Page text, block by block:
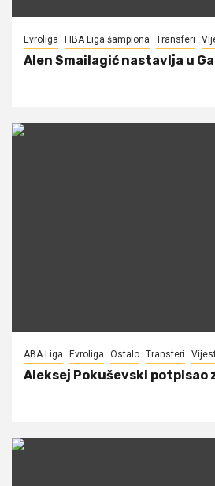
Evroliga FIBA Liga šampiona Transferi
Alen Smailagić nastavlja u
ABA Liga Evroliga Ostalo Transferi
Aleksej Pokuševski potpisao